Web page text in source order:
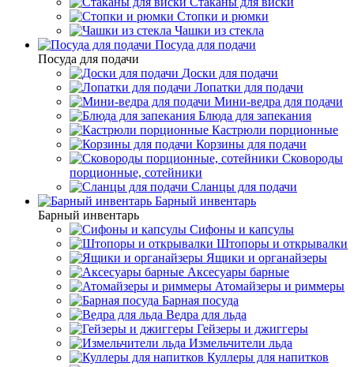
Стопки и рюмки
Чашки из стекла
Посуда для подачи
Посуда для подачи
Доски для подачи
Лопатки для подачи
Мини-ведра для подачи
Блюда для запекания
Кастрюли порционные
Корзины для подачи
Сковороды
порционные, сотейники
Сланцы для подачи
Барный инвентарь
Барный инвентарь
Сифоны и капсулы
Штопоры и открывалки
Ящики и органайзеры
Аксесуары барные
Атомайзеры и риммеры
Барная посуда
Ведра для льда
Гейзеры и джиггеры
Измельчители льда
Куллеры для напитков